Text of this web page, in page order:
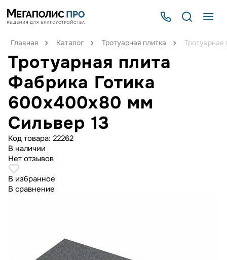
Главная Каталог Тротуарная плитка
Тротуарная плита
Фабрика Готика
600х400х80 мм
Сильвер 13
Код товара: 22262
В наличии
Нет отзывов
В избранное
В сравнение